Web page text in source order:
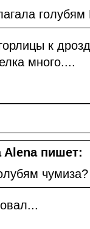
к
много....
Alena пишет:
чумиза?